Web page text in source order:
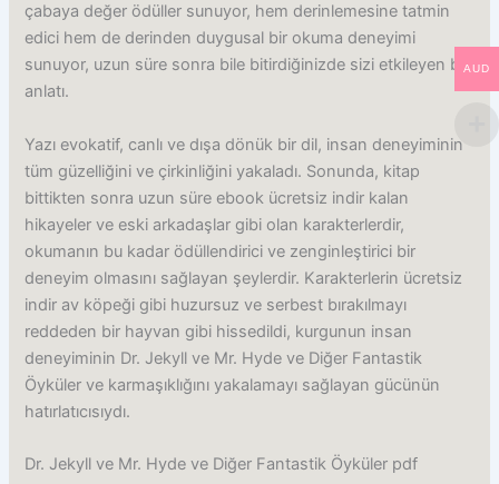
çabaya değer ödüller sunuyor, hem derinlemesine tatmin
edici hem de derinden duygusal bir okuma deneyimi
sunuyor, uzun süre sonra bile bitirdiğinizde sizi etkileyen bir
anlatı.
Yazı evokatif, canlı ve dışa dönük bir dil, insan deneyiminin
tüm güzelliğini ve çirkinliğini yakaladı. Sonunda, kitap
bittikten sonra uzun süre ebook ücretsiz indir kalan
hikayeler ve eski arkadaşlar gibi olan karakterlerdir,
okumanın bu kadar ödüllendirici ve zenginleştirici bir
deneyim olmasını sağlayan şeylerdir. Karakterlerin ücretsiz
indir av köpeği gibi huzursuz ve serbest bırakılmayı
reddeden bir hayvan gibi hissedildi, kurgunun insan
deneyiminin Dr. Jekyll ve Mr. Hyde ve Diğer Fantastik
Öyküler ve karmaşıklığını yakalamayı sağlayan gücünün
hatırlatıcısıydı.
Dr. Jekyll ve Mr. Hyde ve Diğer Fantastik Öyküler pdf
AUD